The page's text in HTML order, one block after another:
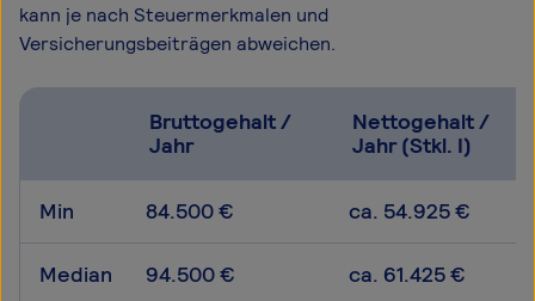
kann je nach Steuermerkmalen und
Versicherungsbeiträgen abweichen.
Bruttogehalt /
Jahr
Nettogehalt /
Jahr (Stkl. I)
Min 84.500 € ca. 54.925 €
Median 94.500 € ca. 61.425 €